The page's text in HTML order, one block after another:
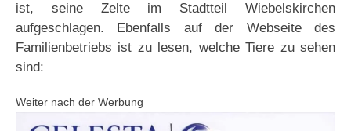
ist, seine Zelte im Stadtteil Wiebelskirchen
aufgeschlagen. Ebenfalls auf der Webseite des
Familienbetriebs ist zu lesen, welche Tiere zu sehen
sind:
Weiter nach der Werbung